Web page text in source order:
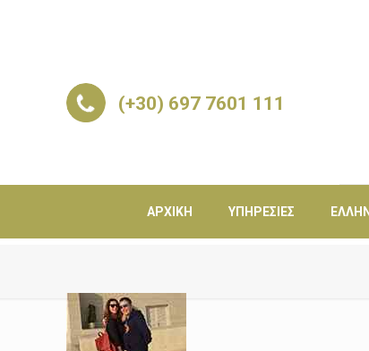
(+30) 697 7601 111
ΑΡΧΙΚΉ ΥΠΗΡΕΣΊΕΣ